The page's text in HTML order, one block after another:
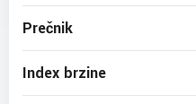
Prečnik
Index brzine